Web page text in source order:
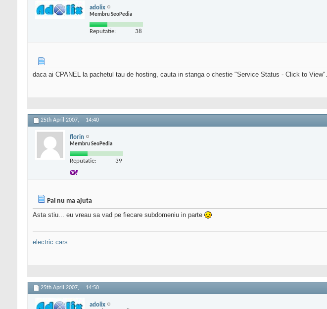
adolix
Membru SeoPedia
Reputatie: 38
daca ai CPANEL la pachetul tau de hosting, cauta in stanga o chestie "Service Status - Click to
25th April 2007, 14:40
florin
Membru SeoPedia
Reputatie: 39
Pai nu ma ajuta
Asta stiu... eu vreau sa vad pe fiecare subdomeniu in parte
electric cars
25th April 2007, 14:50
adolix